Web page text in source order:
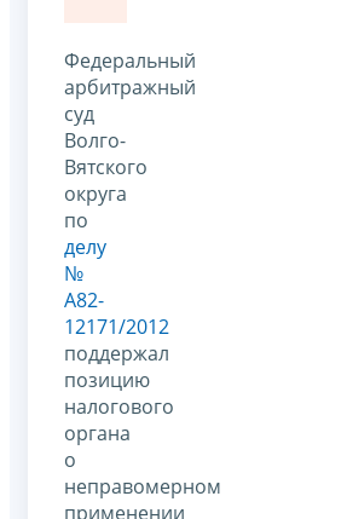
Федеральный
арбитражный
суд
Волго-
Вятского
округа
по
делу
№
А82-
12171/2012
поддержал
позицию
налогового
органа
о
неправомерном
применении